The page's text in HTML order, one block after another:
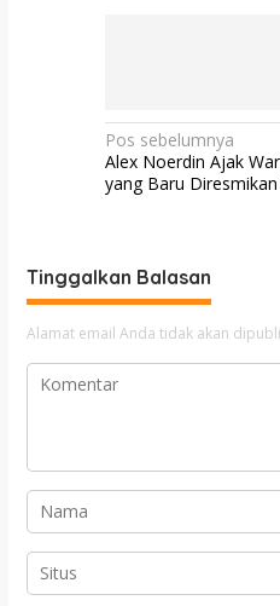
N
a
g
a
s
i
s
Pos sebelumnya
Alex Noerdin Ajak
yang Baru Diresmikan
Tinggalkan Balasan
Alamat email Anda tidak akan